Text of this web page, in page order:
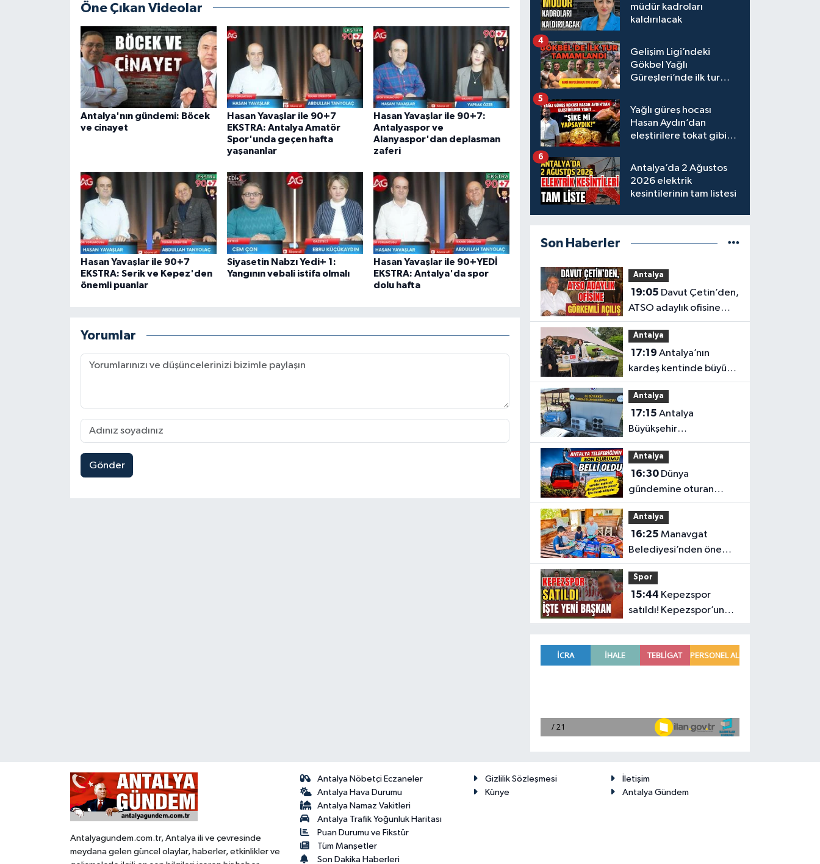
Öne Çıkan Videolar
Antalya'nın gündemi: Böcek
ve cinayet
Hasan Yavaşlar ile 90+7
EKSTRA: Antalya Amatör
Spor'unda geçen hafta
yaşananlar
Hasan Yavaşlar ile 90+7:
Antalyaspor ve
Alanyaspor'dan deplasman
zaferi
Hasan Yavaşlar ile 90+7
EKSTRA: Serik ve Kepez'den
önemli puanlar
Siyasetin Nabzı Yedi+ 1:
Yangının vebali istifa olmalı
Hasan Yavaşlar ile 90+YEDİ
EKSTRA: Antalya'da spor
dolu hafta
Yorumlar
Gönder
müdür kadroları
kaldırılacak
Gelişim Ligi’ndeki
Gökbel Yağlı
Güreşleri’nde ilk tur
4
Yağlı güreş hocası
Hasan Aydın’dan
eleştirilere tokat gibi
5
Antalya’da 2 Ağustos
2026 elektrik
kesintilerinin tam listesi
6
Son Haberler
Antalya
19:05
ATSO adaylık ofisine
görkemli açılış
Antalya
17:19
kardeş kentinde büyük
tanıtım
Antalya
17:15
Büyükşehir
Belediyesi’nden
üreticilere ücretsiz
destek
Antalya
16:30Dünya
gündemine oturan
Antalya teleferiğinin
son durumu belli oldu
Antalya
16:25
Belediyesi’nden önemli
eğitim
Spor
15:44
satıldı! Kepezspor’un
yeni başkanı kim? İşte
Antalyagundem.com.tr, Antalya ili ve çevresinde
meydana gelen güncel olaylar, haberler, etkinlikler ve
Antalya Nöbetçi Eczaneler
Antalya Hava Durumu
Antalya Namaz Vakitleri
Antalya Trafik Yoğunluk Haritası
Puan Durumu ve Fikstür
Tüm Manşetler
Son Dakika Haberleri
Gizlilik Sözleşmesi
İletişim
Künye
Antalya Gündem